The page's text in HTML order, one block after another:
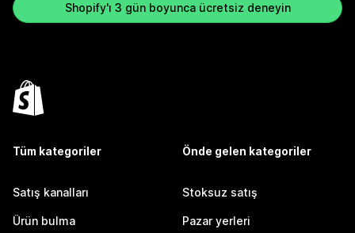
Shopify'ı 3 gün boyunca ücretsiz deneyin
Tüm kategoriler
Satış kanalları
Ürün bulma
Önde gelen kategoriler
Stoksuz satış
Pazar yerleri